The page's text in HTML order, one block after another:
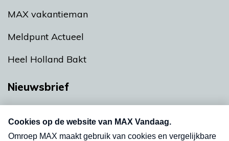
MAX vakantieman
Meldpunt Actueel
Heel Holland Bakt
Nieuwsbrief
nieuwsbrief. Elke vrijdag- en dinsdagochtend in
uw mailbox.